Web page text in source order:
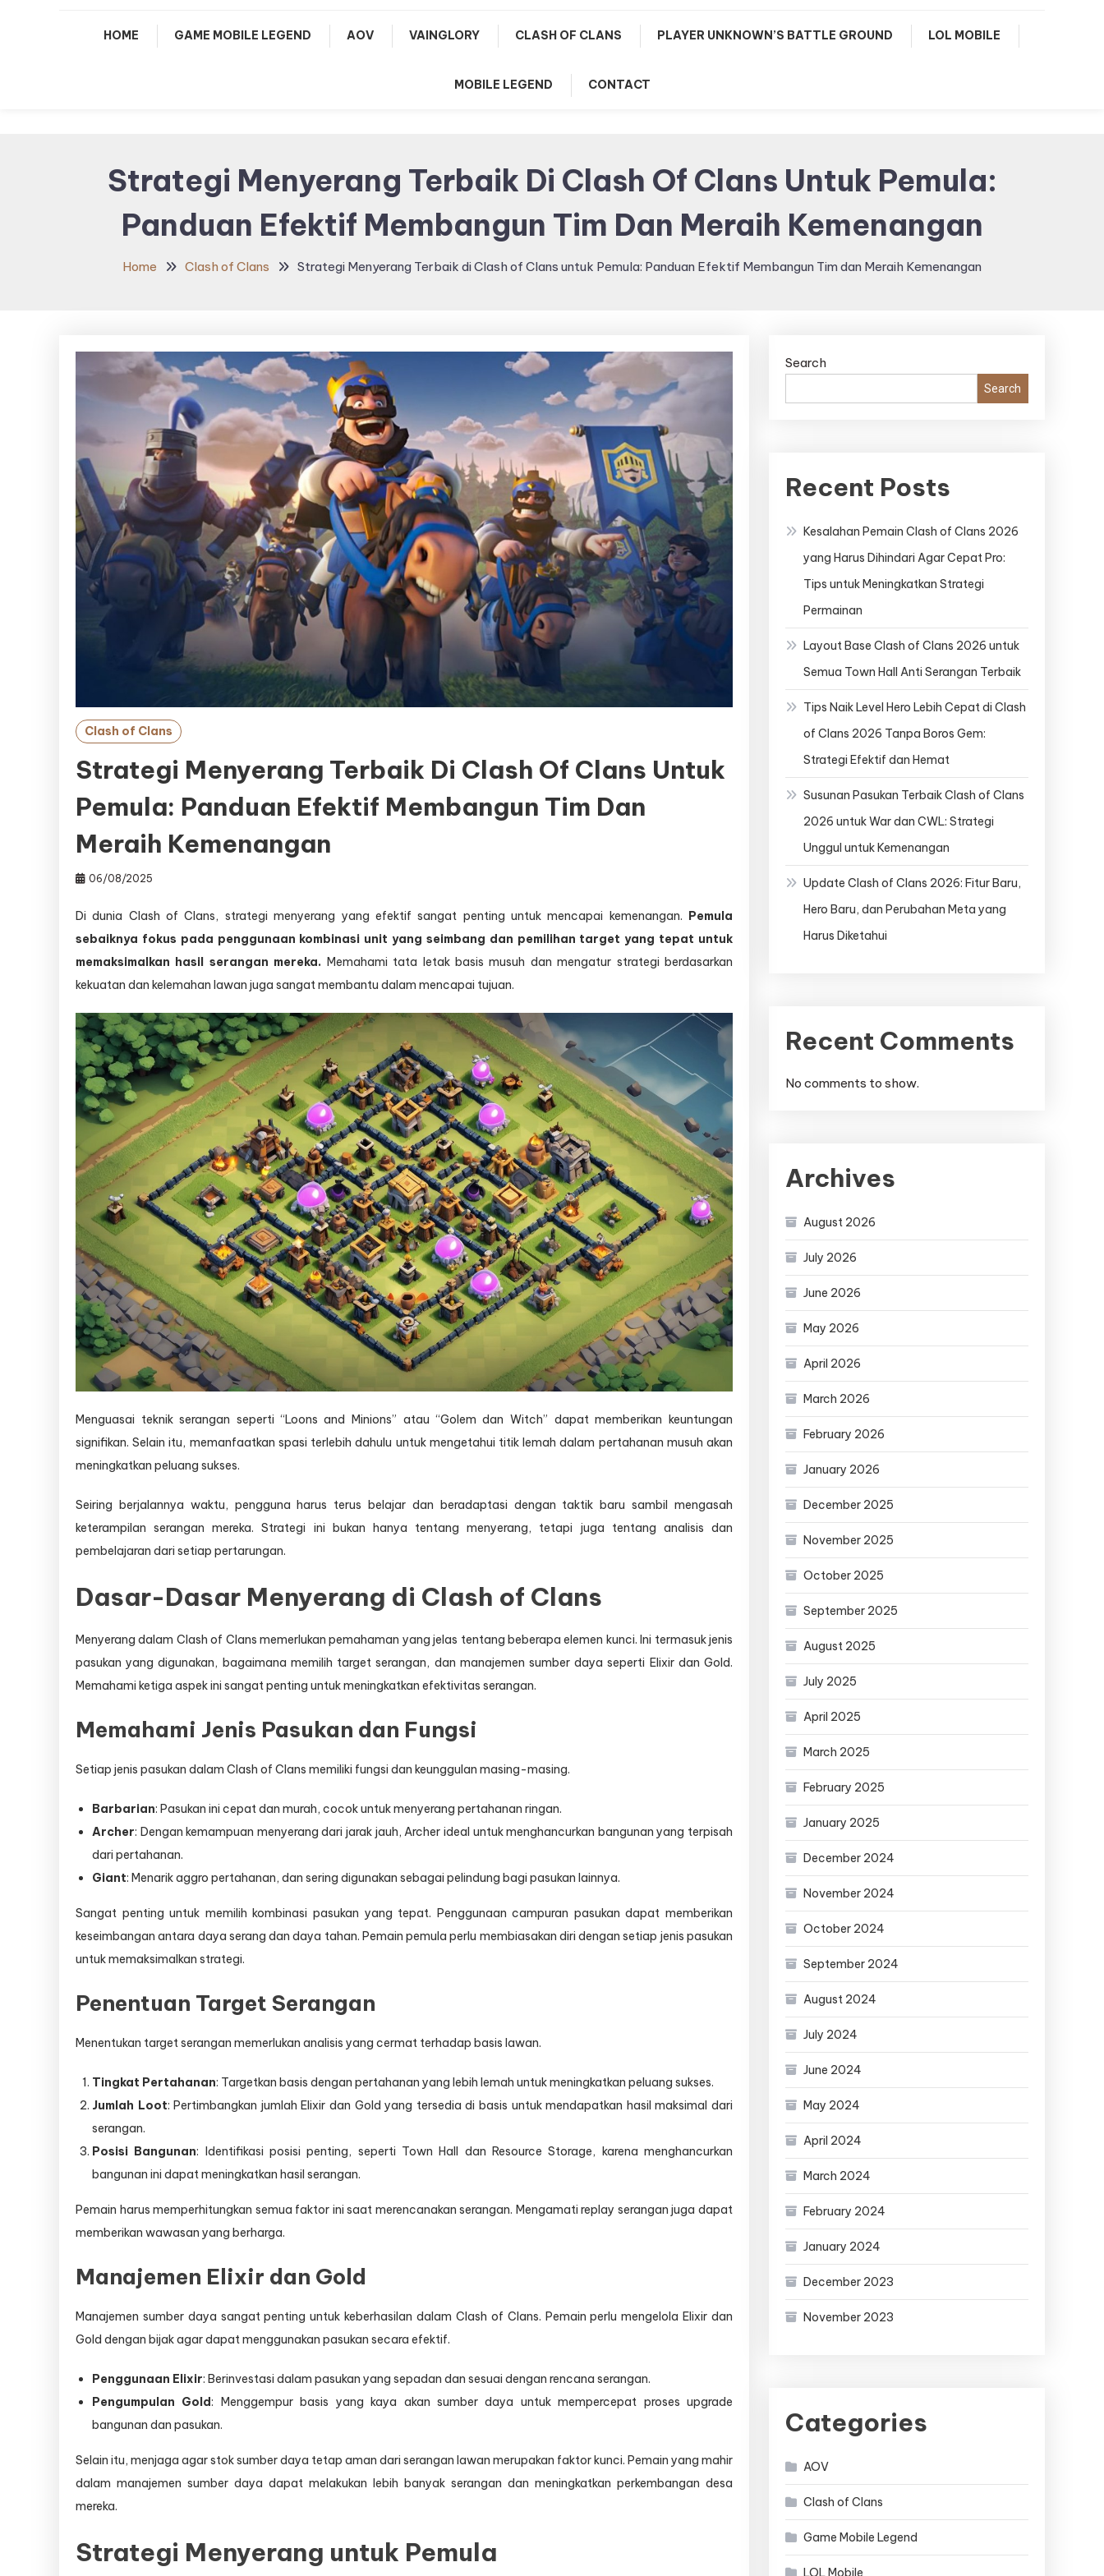
HOME GAME MOBILE LEGEND AOV VAINGLORY CLASH OF CLANS PLAYER UNKNOWN’S BATTLE GROUND LOL MOBILE
MOBILE LEGEND CONTACT
Strategi Menyerang Terbaik Di Clash Of Clans Untuk Pemula:
Panduan Efektif Membangun Tim Dan Meraih Kemenangan
Home Clash of Clans Strategi Menyerang Terbaik di Clash of Clans untuk Pemula: Panduan Efektif Membangun Tim dan Meraih Kemenangan
Clash of Clans
Strategi Menyerang Terbaik Di Clash Of Clans Untuk
Pemula: Panduan Efektif Membangun Tim Dan
Meraih Kemenangan
06/08/2025
Di dunia Clash of Clans, strategi menyerang yang efektif sangat penting untuk mencapai kemenangan.
Pemula
sebaiknya fokus pada penggunaan kombinasi unit yang seimbang dan pemilihan target yang tepat untuk
memaksimalkan hasil serangan mereka. Memahami tata letak basis musuh dan mengatur strategi berdasarkan
kekuatan dan kelemahan lawan juga sangat membantu dalam mencapai tujuan.
Menguasai teknik serangan seperti “Loons and Minions” atau “Golem dan Witch” dapat memberikan keuntungan
signifikan. Selain itu, memanfaatkan spasi terlebih dahulu untuk mengetahui titik lemah dalam pertahanan musuh akan
meningkatkan peluang sukses.
Seiring berjalannya waktu, pengguna harus terus belajar dan beradaptasi dengan taktik baru sambil mengasah
keterampilan serangan mereka. Strategi ini bukan hanya tentang menyerang, tetapi juga tentang analisis dan
pembelajaran dari setiap pertarungan.
Dasar-Dasar Menyerang di Clash of Clans
Menyerang dalam Clash of Clans memerlukan pemahaman yang jelas tentang beberapa elemen kunci. Ini termasuk jenis
pasukan yang digunakan, bagaimana memilih target serangan, dan manajemen sumber daya seperti Elixir dan Gold.
Memahami ketiga aspek ini sangat penting untuk meningkatkan efektivitas serangan.
Memahami Jenis Pasukan dan Fungsi
Setiap jenis pasukan dalam Clash of Clans memiliki fungsi dan keunggulan masing-masing.
Barbarian: Pasukan ini cepat dan murah, cocok untuk menyerang pertahanan ringan.
Archer: Dengan kemampuan menyerang dari jarak jauh, Archer ideal untuk menghancurkan bangunan yang terpisah
dari pertahanan.
Giant: Menarik aggro pertahanan, dan sering digunakan sebagai pelindung bagi pasukan lainnya.
Sangat penting untuk memilih kombinasi pasukan yang tepat. Penggunaan campuran pasukan dapat memberikan
keseimbangan antara daya serang dan daya tahan. Pemain pemula perlu membiasakan diri dengan setiap jenis pasukan
untuk memaksimalkan strategi.
Penentuan Target Serangan
Menentukan target serangan memerlukan analisis yang cermat terhadap basis lawan.
Tingkat Pertahanan: Targetkan basis dengan pertahanan yang lebih lemah untuk meningkatkan peluang sukses.
Jumlah Loot: Pertimbangkan jumlah Elixir dan Gold yang tersedia di basis untuk mendapatkan hasil maksimal dari
serangan.
Posisi Bangunan: Identifikasi posisi penting, seperti Town Hall dan Resource Storage, karena menghancurkan
bangunan ini dapat meningkatkan hasil serangan.
Pemain harus memperhitungkan semua faktor ini saat merencanakan serangan. Mengamati replay serangan juga dapat
memberikan wawasan yang berharga.
Manajemen Elixir dan Gold
Manajemen sumber daya sangat penting untuk keberhasilan dalam Clash of Clans. Pemain perlu mengelola Elixir dan
Gold dengan bijak agar dapat menggunakan pasukan secara efektif.
Penggunaan Elixir: Berinvestasi dalam pasukan yang sepadan dan sesuai dengan rencana serangan.
Pengumpulan Gold: Menggempur basis yang kaya akan sumber daya untuk mempercepat proses upgrade
bangunan dan pasukan.
Selain itu, menjaga agar stok sumber daya tetap aman dari serangan lawan merupakan faktor kunci. Pemain yang mahir
dalam manajemen sumber daya dapat melakukan lebih banyak serangan dan meningkatkan perkembangan desa
mereka.
Strategi Menyerang untuk Pemula
Search
Search
Recent Posts
Kesalahan Pemain Clash of Clans 2026
yang Harus Dihindari Agar Cepat Pro:
Tips untuk Meningkatkan Strategi
Permainan
Layout Base Clash of Clans 2026 untuk
Semua Town Hall Anti Serangan Terbaik
Tips Naik Level Hero Lebih Cepat di Clash
of Clans 2026 Tanpa Boros Gem:
Strategi Efektif dan Hemat
Susunan Pasukan Terbaik Clash of Clans
2026 untuk War dan CWL: Strategi
Unggul untuk Kemenangan
Update Clash of Clans 2026: Fitur Baru,
Hero Baru, dan Perubahan Meta yang
Harus Diketahui
Recent Comments
No comments to show.
Archives
August 2026
July 2026
June 2026
May 2026
April 2026
March 2026
February 2026
January 2026
December 2025
November 2025
October 2025
September 2025
August 2025
July 2025
April 2025
March 2025
February 2025
January 2025
December 2024
November 2024
October 2024
September 2024
August 2024
July 2024
June 2024
May 2024
April 2024
March 2024
February 2024
January 2024
December 2023
November 2023
Categories
AOV
Clash of Clans
Game Mobile Legend
LOL Mobile